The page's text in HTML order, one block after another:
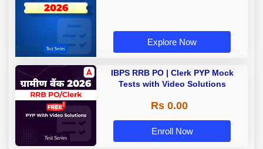
Explore Now
IBPS RRB PO | Clerk PYP Mock
Tests with Video Solutions
Rs 0.00
Enroll Now